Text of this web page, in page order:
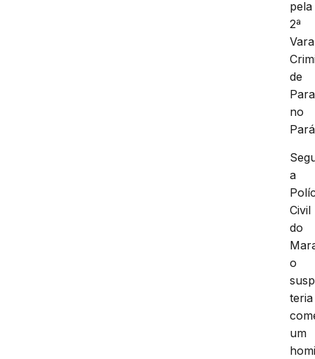
pela
2ª
Vara
de
no
a
Civil
do
o
teria
um